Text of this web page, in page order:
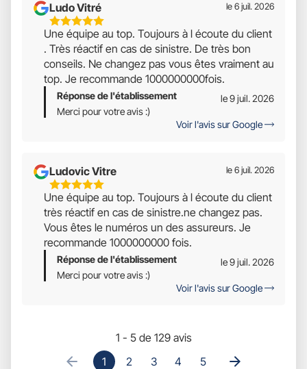
Ludo Vitré
5
Étoiles
Sur
5
le 6 juil. 2026
Une équipe au top. Toujours à l écoute du client
. Très réactif en cas de sinistre. De très bon
conseils. Ne changez pas vous êtes vraiment au
top. Je recommande 1000000000fois.
Réponse de l'établissement
le 9 juil. 2026
Merci pour votre avis :)
Voir l'avis sur Google
Ludovic Vitre
5
Étoiles
Sur
5
le 6 juil. 2026
Une équipe au top. Toujours à l écoute du client
très réactif en cas de sinistre.ne changez pas.
Vous êtes le numéros un des assureurs. Je
recommande 1000000000 fois.
Réponse de l'établissement
le 9 juil. 2026
Merci pour votre avis :)
Voir l'avis sur Google
1 - 5 de 129 avis
1
2 3 4 5